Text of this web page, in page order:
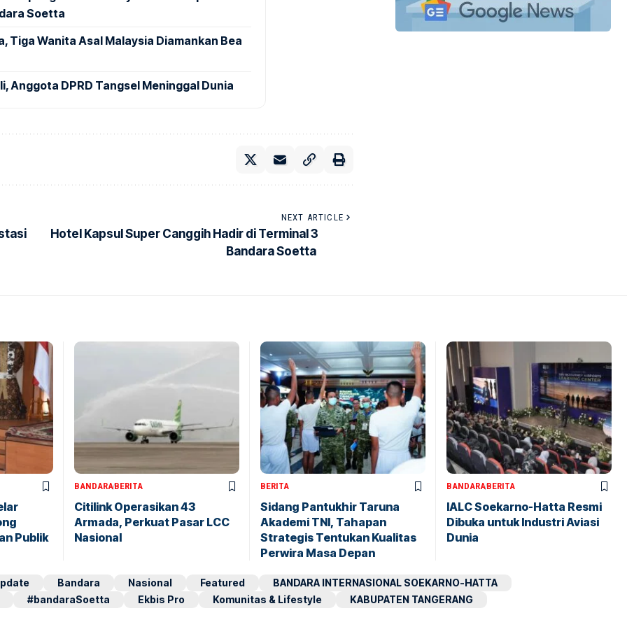
Soetta
Tiga Wanita Asal Malaysia Diamankan Bea
Anggota DPRD Tangsel Meninggal Dunia
NEXT ARTICLE
Hotel Kapsul Super Canggih Hadir di Terminal 3
Bandara Soetta
Publik
BANDARABERITA
Citilink Operasikan 43
Armada, Perkuat Pasar LCC
Nasional
BERITA
Sidang Pantukhir Taruna
Akademi TNI, Tahapan
Strategis Tentukan Kualitas
Perwira Masa Depan
BANDARABERITA
IALC Soekarno-Hatta Resmi
Dibuka untuk Industri Aviasi
Dunia
Bandara Nasional Featured
BANDARA INTERNASIONAL SOEKARNO-HATTA
#bandaraSoetta
Ekbis Pro Komunitas & Lifestyle KABUPATEN TANGERANG